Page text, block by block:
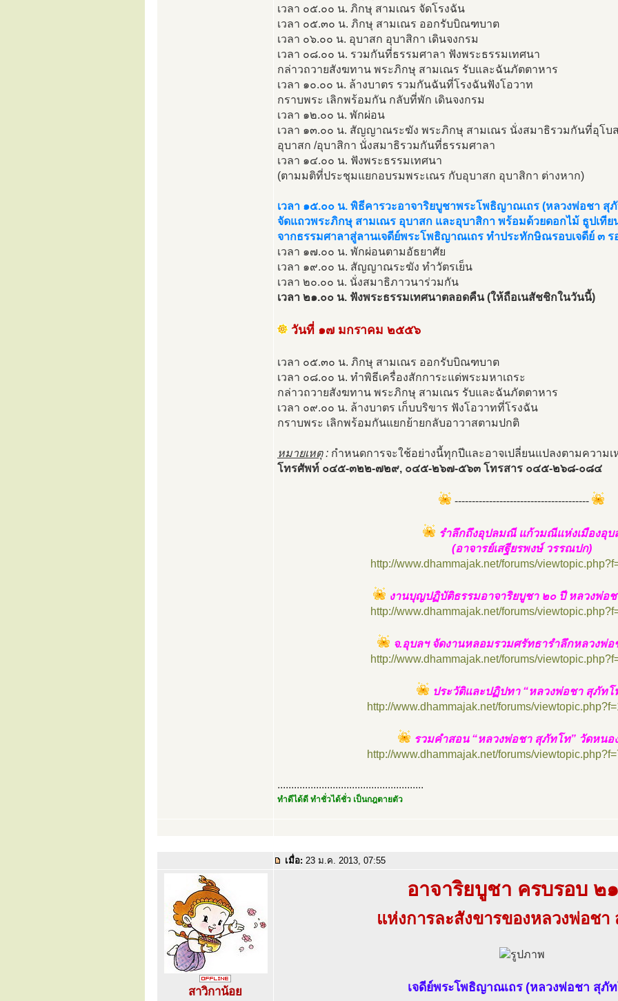
เวลา ๐๕.๐๐ น. ภิกษุ สามเณร จัดโรงฉัน
เวลา ๐๕.๓๐ น. ภิกษุ สามเณร ออกรับบิณฑบาต
เวลา ๐๖.๐๐ น. อุบาสก อุบาสิกา เดินจงกรม
เวลา ๐๘.๐๐ น. รวมกันที่ธรรมศาลา ฟังพระธรรมเทศนา
กล่าวถวายสังฆทาน พระภิกษุ สามเณร รับและฉันภัตตาหาร
เวลา ๑๐.๐๐ น. ล้างบาตร รวมกันฉันที่โรงฉันฟังโอวาท
กราบพระ เลิกพร้อมกัน กลับที่พัก เดินจงกรม
เวลา ๑๒.๐๐ น. พักผ่อน
เวลา ๑๓.๐๐ น. สัญญาณระฆัง พระภิกษุ สามเณร นั่งสมาธิรวมกันที่อุโบ
อุบาสก /อุบาสิกา นั่งสมาธิรวมกันที่ธรรมศาลา
เวลา ๑๔.๐๐ น. ฟังพระธรรมเทศนา
(ตามมติที่ประชุมแยกอบรมพระเณร กับอุบาสก อุบาสิกา ต่างหาก)
เวลา ๑๕.๐๐ น. พิธีคารวะอาจาริยบูชาพระโพธิญาณเถร (หลวงพ่อชา สุ
จัดแถวพระภิกษุ สามเณร อุบาสก และอุบาสิกา พร้อมด้วยดอกไม้ ธูปเทีย
จากธรรมศาลาสู่ลานเจดีย์พระโพธิญาณเถร ทำประทักษิณรอบเจดีย์ ๓ ร
เวลา ๑๗.๐๐ น. พักผ่อนตามอัธยาศัย
เวลา ๑๙.๐๐ น. สัญญาณระฆัง ทำวัตรเย็น
เวลา ๒๐.๐๐ น. นั่งสมาธิภาวนาร่วมกัน
เวลา ๒๑.๐๐ น. ฟังพระธรรมเทศนาตลอดคืน (ให้ถือเนสัชชิกในวันนี้)
วันที่ ๑๗ มกราคม ๒๕๕๖
เวลา ๐๕.๓๐ น. ภิกษุ สามเณร ออกรับบิณฑบาต
เวลา ๐๘.๐๐ น. ทำพิธีเครื่องสักการะแด่พระมหาเถระ
กล่าวถวายสังฆทาน พระภิกษุ สามเณร รับและฉันภัตตาหาร
เวลา ๐๙.๐๐ น. ล้างบาตร เก็บบริขาร ฟังโอวาทที่โรงฉัน
กราบพระ เลิกพร้อมกันแยกย้ายกลับอาวาสตามปกติ
หมายเหตุ: กำหนดการจะใช้อย่างนี้ทุกปีและอาจเปลี่ยนแปลงตามความ
โทรศัพท์ ๐๔๕-๓๒๒-๗๒๙, ๐๔๕-๒๖๗-๕๖๓ โทรสาร ๐๔๕-๒๖๘-๐๘๔
---------------------------------------
รำลึกถึงอุปลมณี แก้วมณีแห่งเมืองอุบ
(อาจารย์เสฐียรพงษ์ วรรณปก)
http://www.dhammajak.net/forums/
งานบุญปฏิบัติธรรมอาจาริยบูชา ๒๐ ปี หลวงพ่อช
http://www.dhammajak.net/forums/
จ.อุบลฯ จัดงานหลอมรวมศรัทธารำลึกหลวงพ่
http://www.dhammajak.net/forums/
ประวัติและปฏิปทา “หลวงพ่อชา สุภัทโ
http://www.dhammajak.net/forums/
รวมคำสอน “หลวงพ่อชา สุภัทโท” วัดหนอ
http://www.dhammajak.net/forums/
.....................................................
ทำดีได้ดี ทำชั่วได้ชั่ว เป็นกฎตายตัว
เมื่อ: 23 ม.ค. 2013, 07:55
สาวิกาน้อย
อาจาริยบูชา ครบรอบ ๒
แห่งการละสังขารของหลวงพ่อชา
เจดีย์พระโพธิญาณเถร (หลวงพ่อชา สุภั